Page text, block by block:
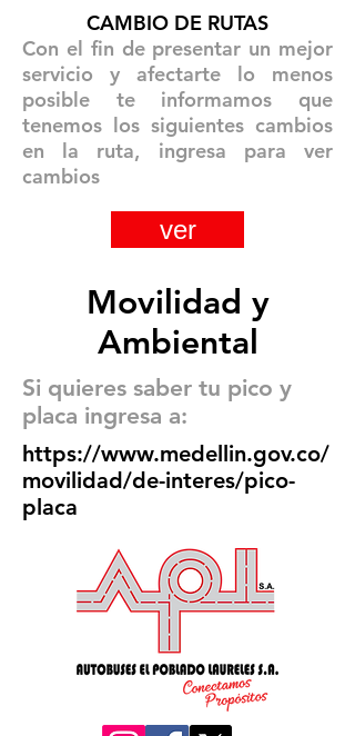
CAMBIO DE RUTAS
Con el fin de presentar un mejor
servicio y afectarte lo menos
posible te informamos que
tenemos los siguientes cambios
en la ruta, ingresa para ver
cambios
ver
Movilidad y
Ambiental
Si quieres saber tu pico y
placa ingresa a:
https://www.medellin.gov.co/
movilidad/de-interes/pico-
placa